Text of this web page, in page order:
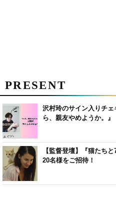
PRESENT
沢村玲のサイン入りチ
ら、親友やめようか。』
【監督登壇】『猫たち
20名様をご招待！